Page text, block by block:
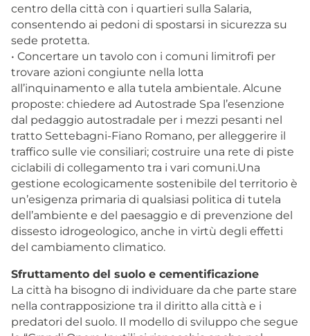
centro della città con i quartieri sulla Salaria,
consentendo ai pedoni di spostarsi in sicurezza su
sede protetta.
• Concertare un tavolo con i comuni limitrofi per
trovare azioni congiunte nella lotta
all’inquinamento e alla tutela ambientale. Alcune
proposte: chiedere ad Autostrade Spa l’esenzione
dal pedaggio autostradale per i mezzi pesanti nel
tratto Settebagni-Fiano Romano, per alleggerire il
traffico sulle vie consiliari; costruire una rete di piste
ciclabili di collegamento tra i vari comuni.Una
gestione ecologicamente sostenibile del territorio è
un’esigenza primaria di qualsiasi politica di tutela
dell’ambiente e del paesaggio e di prevenzione del
dissesto idrogeologico, anche in virtù degli effetti
del cambiamento climatico.
Sfruttamento del suolo e cementificazione
La città ha bisogno di individuare da che parte stare
nella contrapposizione tra il diritto alla città e i
predatori del suolo. Il modello di sviluppo che segue